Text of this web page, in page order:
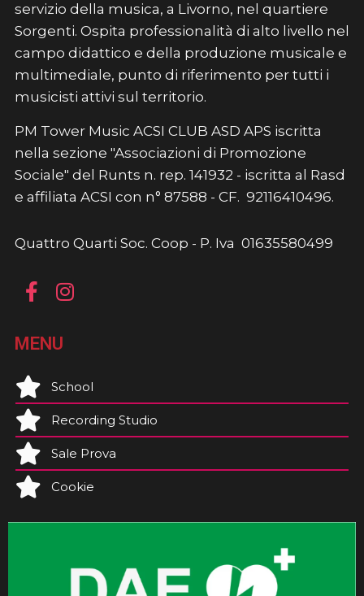
servizio della musica, a Livorno, nel quartiere
Sorgenti. Ospita professionalità di alto livello nel
campo didattico e della produzione musicale e
multimediale, punto di riferimento per tutti i
musicisti attivi sul territorio.
PM Tower Music ACSI CLUB ASD APS iscritta
nella sezione "Associazioni di Promozione
Sociale" del Runts n. rep. 141932 - iscritta al Rasd
e affiliata ACSI con n° 87588 - CF. 92116410496.
Quattro Quarti Soc. Coop - P. Iva 01635580499
MENU
School
Recording Studio
Sale Prova
Cookie